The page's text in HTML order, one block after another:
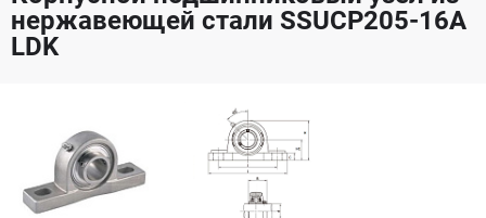
нержавеющей стали SSUCP205-16A
LDK